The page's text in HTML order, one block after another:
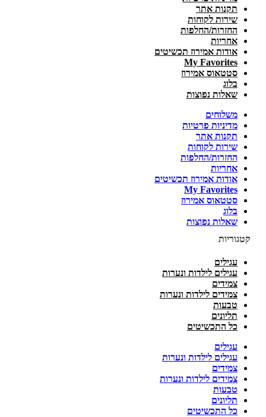
תקנות אתר
שירות לקוחות
החזרות/החלפות
אחריות
אודות אמירוז תכשיטים
My Favorites
סטטאוס אמירוז
בלוג
שאלות נפוצות
משלוחים
מדיניות פרטיות
תקנות אתר
שירות לקוחות
החזרות/החלפות
אחריות
אודות אמירוז תכשיטים
My Favorites
סטטאוס אמירוז
בלוג
שאלות נפוצות
קטגוריות
עגילים
עגילים לילדות ונערות
צמידים
צמידים לילדות ונערות
טבעות
תליונים
כל התכשיטים
עגילים
עגילים לילדות ונערות
צמידים
צמידים לילדות ונערות
טבעות
תליונים
כל התכשיטים